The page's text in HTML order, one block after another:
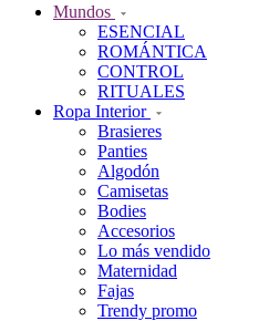
Mundos
ESENCIAL
ROMÁNTICA
CONTROL
RITUALES
Ropa Interior
Brasieres
Panties
Algodón
Camisetas
Bodies
Accesorios
Lo más vendido
Maternidad
Fajas
Trendy promo